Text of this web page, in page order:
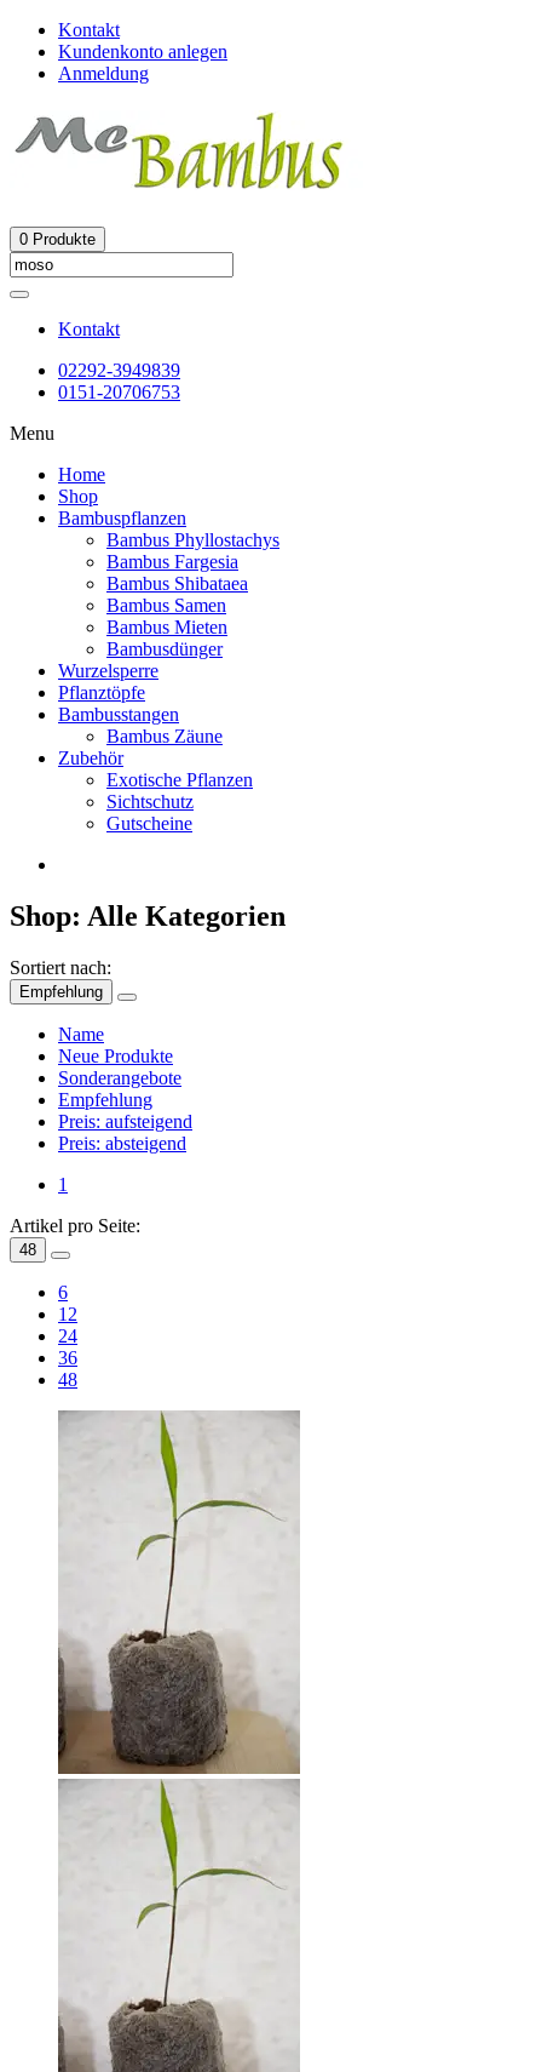
Kontakt
Kundenkonto anlegen
Anmeldung
0 Produkte
Kontakt
02292-3949839
0151-20706753
Menu
Home
Shop
Bambuspflanzen
Bambus Phyllostachys
Bambus Fargesia
Bambus Shibataea
Bambus Samen
Bambus Mieten
Bambusdünger
Wurzelsperre
Pflanztöpfe
Bambusstangen
Bambus Zäune
Zubehör
Exotische Pflanzen
Sichtschutz
Gutscheine
Shop: Alle Kategorien
Sortiert nach:
Empfehlung
Name
Neue Produkte
Sonderangebote
Empfehlung
Preis: aufsteigend
Preis: absteigend
1
Artikel pro Seite:
48
6
12
24
36
48